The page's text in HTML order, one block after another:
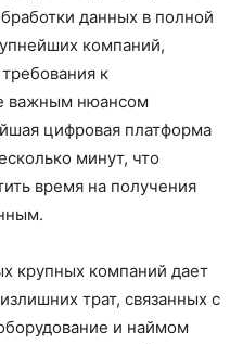
данных в полной
компаний,
к
важным нюансом
цифровая платформа
минут, что
время на получения
крупных компаний дает
трат, связанных с
и наймом